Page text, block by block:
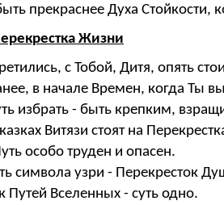
прекраснее Духа Стойкости,
Жизни
с Тобой, Дитя, опять
в начале Времен, когда Ты
избрать - быть крепким,
Витязи стоят на
особо труден и опасен.
символа узри - Перекресток
Путей Вселенных - суть одно.